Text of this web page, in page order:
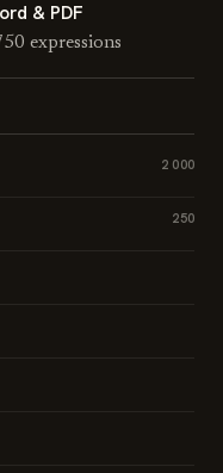
& PDF
expressions
2 000
250